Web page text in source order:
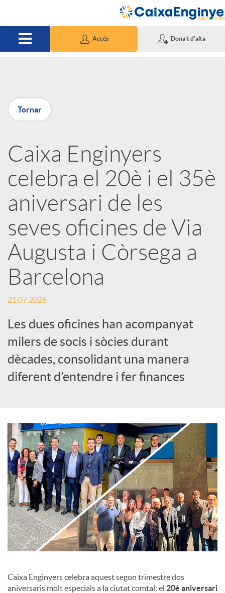
Accés Dona't d'alta
P
u
b
l
i
c
a
d
o
r
e
c
o
n
t
Tornar
Caixa Enginyers
celebra el 20è i el 35è
aniversari de les
seves oficines de Via
Augusta i Còrsega a
Barcelona
21.07.2026
Les dues oficines han acompanyat
milers de socis i sòcies durant
dècades, consolidant una manera
diferent d’entendre i fer finances
Caixa Enginyers celebra aquest segon trimestre dos
aniversaris molt especials a la ciutat comtal: el 20è aniversari